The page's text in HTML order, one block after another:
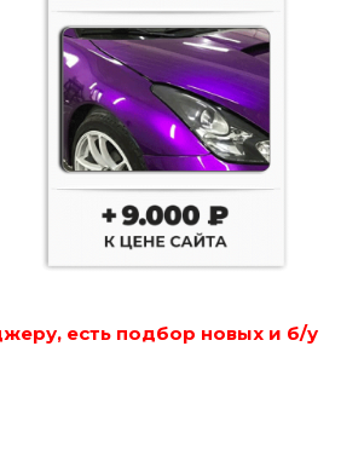
есть подбор новых и б/у